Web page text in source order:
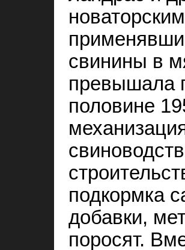
свинины в
превышала
половине
подкормка
добавки,
поросят.